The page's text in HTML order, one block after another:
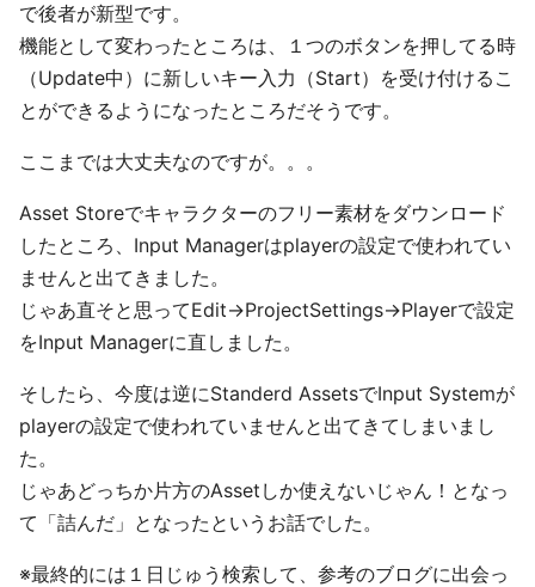
で後者が新型です。
機能として変わったところは、１つのボタンを押してる時
（Update中）に新しいキー入力（Start）を受け付けるこ
とができるようになったところだそうです。
ここまでは大丈夫なのですが。。。
Asset Storeでキャラクターのフリー素材をダウンロード
したところ、Input Managerはplayerの設定で使われてい
ませんと出てきました。
じゃあ直そと思ってEdit->ProjectSettings->Playerで設定
をInput Managerに直しました。
そしたら、今度は逆にStanderd AssetsでInput Systemが
playerの設定で使われていませんと出てきてしまいまし
た。
じゃあどっちか片方のAssetしか使えないじゃん！となっ
て「詰んだ」となったというお話でした。
※最終的には１日じゅう検索して、参考のブログに出会っ